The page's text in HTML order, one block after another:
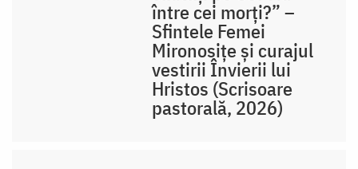
între cei morți?” –
Sfintele Femei
Mironosițe și curajul
vestirii Învierii lui
Hristos (Scrisoare
pastorală, 2026)